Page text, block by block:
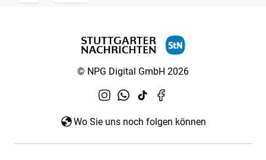
© NPG Digital GmbH 2026
Wo Sie uns noch folgen können